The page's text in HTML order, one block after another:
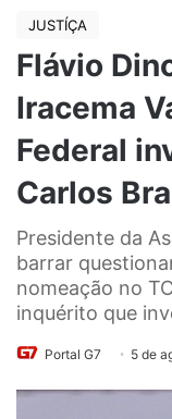
JUSTÍÇA
Flávio
Iracema
Federal
Carlos
Presidente da
barrar
nomeação no
inquérito que
Portal G7 5 de